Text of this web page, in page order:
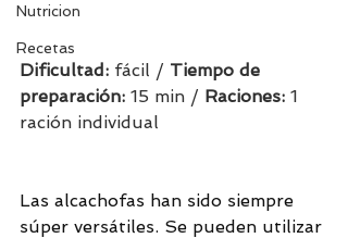
Nutricion
Recetas
Dificultad: fácil / Tiempo de
preparación: 15 min / Raciones: 1
ración individual
Las alcachofas han sido siempre
súper versátiles. Se pueden utilizar